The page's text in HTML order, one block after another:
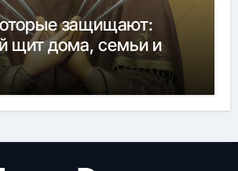
защищают:
щит дома, семьи и